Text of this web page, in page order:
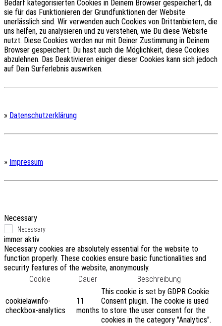
Bedarf kategorisierten Cookies in Deinem Browser gespeichert, da
sie für das Funktionieren der Grundfunktionen der Website
unerlässlich sind. Wir verwenden auch Cookies von Drittanbietern, die
uns helfen, zu analysieren und zu verstehen, wie Du diese Website
nutzt. Diese Cookies werden nur mit Deiner Zustimmung in Deinem
Browser gespeichert. Du hast auch die Möglichkeit, diese Cookies
abzulehnen. Das Deaktivieren einiger dieser Cookies kann sich jedoch
auf Dein Surferlebnis auswirken.
» Datenschutzerklärung
» Impressum
Necessary
Necessary
immer aktiv
Necessary cookies are absolutely essential for the website to
function properly. These cookies ensure basic functionalities and
security features of the website, anonymously.
Cookie
Dauer Beschreibung
cookielawinfo-
checkbox-analytics
11
months
This cookie is set by GDPR Cookie
Consent plugin. The cookie is used
to store the user consent for the
cookies in the category "Analytics".